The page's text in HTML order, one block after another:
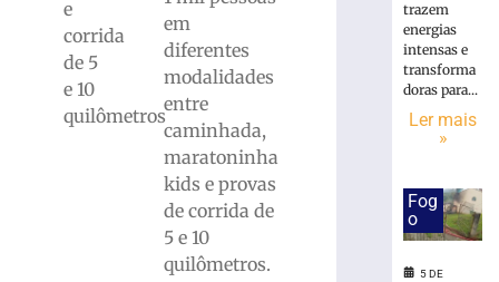
e
corrida
de 5
e 10
quilômetros
em
diferentes
modalidades
entre
caminhada,
maratoninha
kids e provas
de corrida de
5 e 10
quilômetros.
Campeonato
Municipal
Futsal
trazem
energias
intensas e
transforma
doras para...
Ler mais
»
Fog
o
5 DE